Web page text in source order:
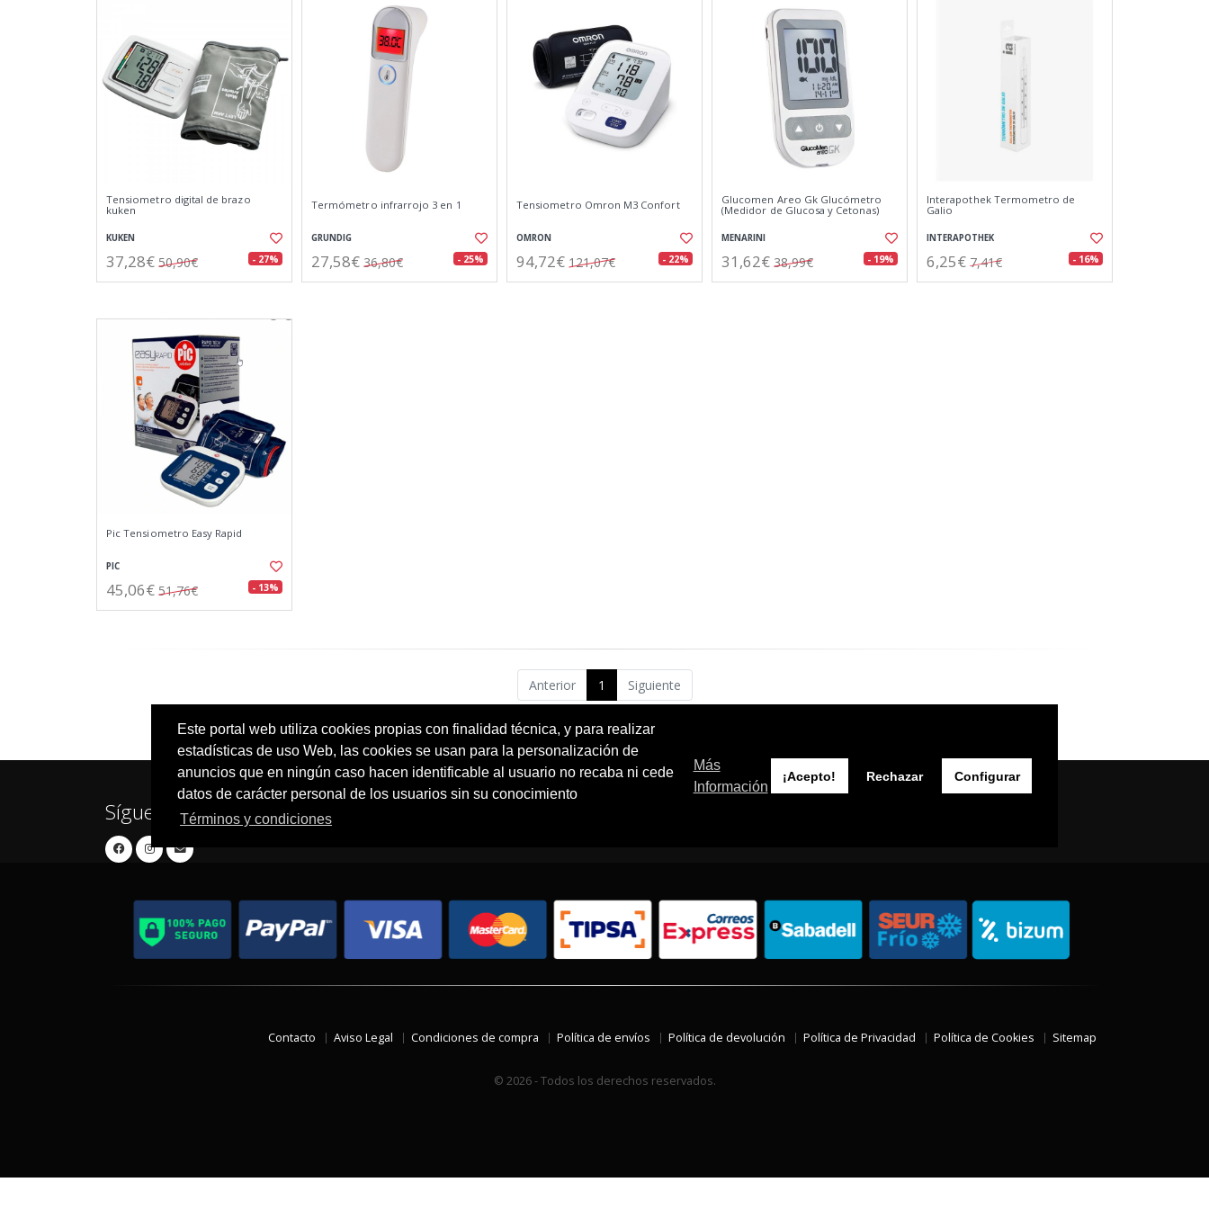
Este portal web utiliza cookies propias con finalidad técnica, y para realizar
estadísticas de uso Web, las cookies se usan para la personalización de
anuncios que en ningún caso hacen identificable al usuario no recaba ni cede
datos de carácter personal de los usuarios sin su conocimiento
Términos y condiciones
Más
Información
¡Acepto! Rechazar Configurar
Tensiometro digital de brazo
kuken
KUKEN
37,28€ 50,90€ - 27%
Termómetro infrarrojo 3 en 1
GRUNDIG
27,58€ 36,80€ - 25%
Tensiometro Omron M3 Confort
OMRON
94,72€ 121,07€ - 22%
Glucomen Areo Gk Glucómetro
(Medidor de Glucosa y Cetonas)
MENARINI
31,62€ 38,99€ - 19%
Interapothek Termometro de
Galio
INTERAPOTHEK
6,25€ 7,41€ - 16%
Pic Tensiometro Easy Rapid
PIC
45,06€ 51,76€ - 13%
Anterior 1 Siguiente
Síguenos en:
Contacto Aviso Legal Condiciones de compra Política de envíos Política de devolución Política de Privacidad Política de Cookies Sitemap
© 2026 - Todos los derechos reservados.